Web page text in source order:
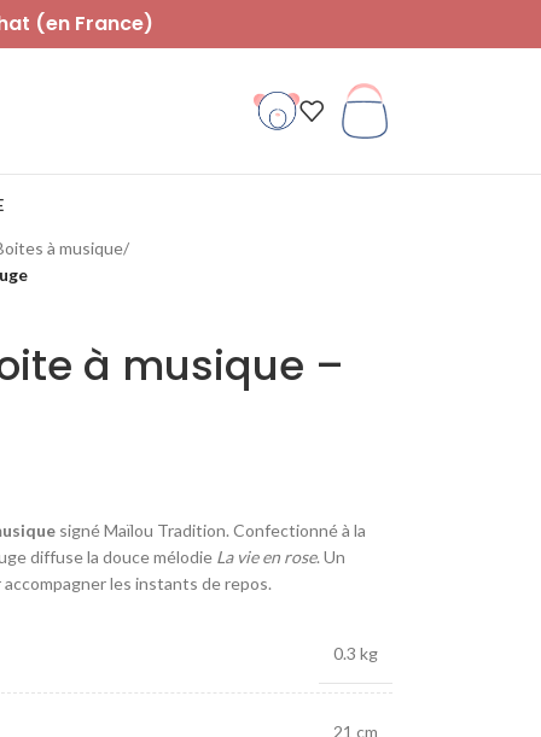
(en France)
à musique/
à musique –
signé Maïlou Tradition. Confectionné à la
diffuse la douce mélodie La vie en rose. Un
les instants de repos.
0.3 kg
21 cm